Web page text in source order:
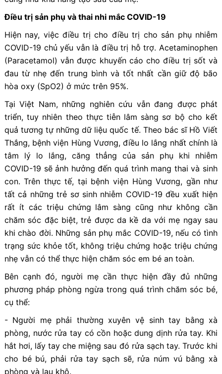
Điều trị sản phụ và thai nhi mắc COVID-19
Hiện nay, việc điều trị cho điều trị cho sản phụ nhiễm
COVID-19 chủ yếu vẫn là điều trị hỗ trợ. Acetaminophen
(Paracetamol) vẫn được khuyến cáo cho điều trị sốt và
đau từ nhẹ đến trung bình và tốt nhất cần giữ độ bão
hòa oxy (SpO2) ở mức trên 95%.
Tại Việt Nam, những nghiên cứu vẫn đang được phát
triển, tuy nhiên theo thực tiễn lâm sàng sơ bộ cho kết
quả tương tự những dữ liệu quốc tế. Theo bác sĩ Hồ Viết
Thắng, bệnh viện Hùng Vương, điều lo lắng nhất chính là
tâm lý lo lắng, căng thẳng của sản phụ khi nhiễm
COVID-19 sẽ ảnh hưởng đến quá trình mang thai và sinh
con. Trên thực tế, tại bệnh viện Hùng Vương, gần như
tất cả những trẻ sơ sinh nhiễm COVID-19 đều xuất hiện
rất ít các triệu chứng lâm sàng cũng như không cần
chăm sóc đặc biệt, trẻ được da kề da với mẹ ngay sau
khi chào đời. Những sản phụ mắc COVID-19, nếu có tình
trạng sức khỏe tốt, không triệu chứng hoặc triệu chứng
nhẹ vẫn có thể thực hiện chăm sóc em bé an toàn.
Bên cạnh đó, người mẹ cần thực hiện đầy đủ những
phương pháp phòng ngừa trong quá trình chăm sóc bé,
cụ thể:
- Người mẹ phải thường xuyên vệ sinh tay bằng xà
phòng, nước rửa tay có cồn hoặc dung dịnh rửa tay. Khi
hắt hơi, lấy tay che miệng sau đó rửa sạch tay. Trước khi
cho bé bú, phải rửa tay sạch sẽ, rửa núm vú bằng xà
phòng và lau khô.